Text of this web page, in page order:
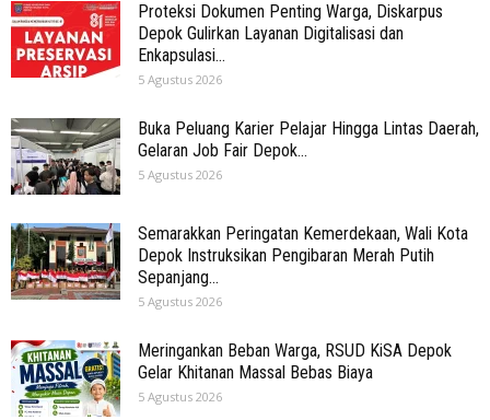
Proteksi Dokumen Penting Warga, Diskarpus
Depok Gulirkan Layanan Digitalisasi dan
Enkapsulasi...
5 Agustus 2026
Buka Peluang Karier Pelajar Hingga Lintas Daerah,
Gelaran Job Fair Depok...
5 Agustus 2026
Semarakkan Peringatan Kemerdekaan, Wali Kota
Depok Instruksikan Pengibaran Merah Putih
Sepanjang...
5 Agustus 2026
Meringankan Beban Warga, RSUD KiSA Depok
Gelar Khitanan Massal Bebas Biaya
5 Agustus 2026